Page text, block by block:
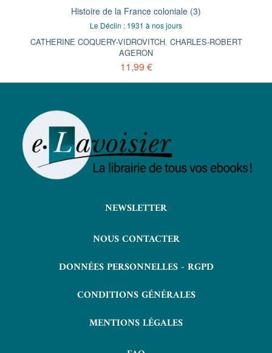
Histoire de la France coloniale (3)
Le Déclin : 1931 à nos jours
CATHERINE COQUERY-VIDROVITCH, CHARLES-ROBERT
AGERON
11,99 €
NEWSLETTER
NOUS CONTACTER
DONNÉES PERSONNELLES - RGPD
CONDITIONS GÉNÉRALES
MENTIONS LÉGALES